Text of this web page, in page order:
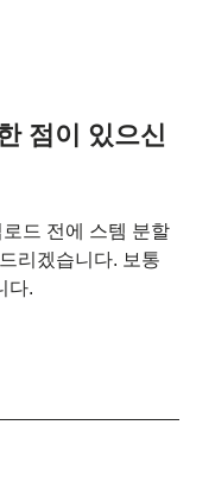
점이 있으신
드 전에 스템 분할
리겠습니다. 보통
다.